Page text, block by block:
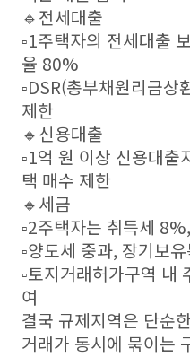
🔹전세대출
▫️1주택자의 전세대출
율 80%
▫️DSR(총부채원리금상
제한
🔹신용대출
▫️1억 원 이상 신용대출
택 매수 제한
🔹세금
▫️2주택자는 취득세
▫️양도세 중과, 장기보
▫️토지거래허가구역 내
여
결국 규제지역은 단순
거래가 동시에 묶이는